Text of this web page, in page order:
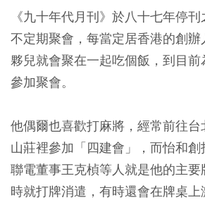
《九十年代月刊》於八十七年停
不定期聚會，每當定居香港的創
夥兒就會聚在一起吃個飯，到目
參加聚會。
他偶爾也喜歡打麻將，經常前往
山莊裡參加「四建會」，而怡和創
聯電董事王克楨等人就是他的主
時就打牌消遣，有時還會在牌桌上